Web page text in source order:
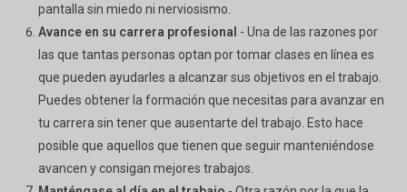
pantalla sin miedo ni nerviosismo.
Avance en su carrera profesional - Una de las razones por
las que tantas personas optan por tomar clases en línea es
que pueden ayudarles a alcanzar sus objetivos en el trabajo.
Puedes obtener la formación que necesitas para avanzar en
tu carrera sin tener que ausentarte del trabajo. Esto hace
posible que aquellos que tienen que seguir manteniéndose
avancen y consigan mejores trabajos.